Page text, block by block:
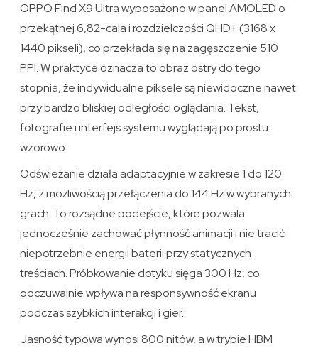
OPPO Find X9 Ultra wyposażono w panel AMOLED o
przekątnej 6,82-cala i rozdzielczości QHD+ (3168 x
1440 pikseli), co przekłada się na zagęszczenie 510
PPI. W praktyce oznacza to obraz ostry do tego
stopnia, że indywidualne piksele są niewidoczne nawet
przy bardzo bliskiej odległości oglądania. Tekst,
fotografie i interfejs systemu wyglądają po prostu
wzorowo.
Odświeżanie działa adaptacyjnie w zakresie 1 do 120
Hz, z możliwością przełączenia do 144 Hz w wybranych
grach. To rozsądne podejście, które pozwala
jednocześnie zachować płynność animacji i nie tracić
niepotrzebnie energii baterii przy statycznych
treściach. Próbkowanie dotyku sięga 300 Hz, co
odczuwalnie wpływa na responsywność ekranu
podczas szybkich interakcji i gier.
Jasność typowa wynosi 800 nitów, a w trybie HBM